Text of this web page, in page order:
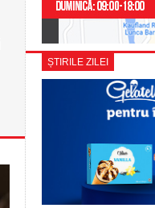
ȘTIRILE ZILEI